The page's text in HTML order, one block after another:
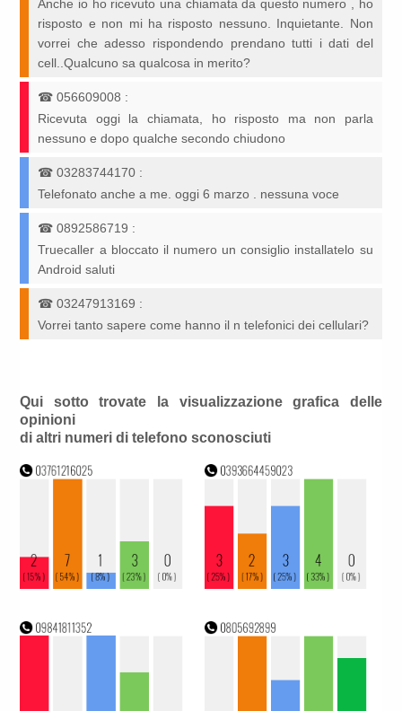
Anche io ho ricevuto una chiamata da questo numero , ho
risposto e non mi ha risposto nessuno. Inquietante. Non
vorrei che adesso rispondendo prendano tutti i dati del
cell..Qualcuno sa qualcosa in merito?
☎056609008 :
Ricevuta oggi la chiamata, ho risposto ma non parla
nessuno e dopo qualche secondo chiudono
☎03283744170 :
Telefonato anche a me. oggi 6 marzo . nessuna voce
☎0892586719 :
Truecaller a bloccato il numero un consiglio installatelo su
Android saluti
☎03247913169 :
Vorrei tanto sapere come hanno il n telefonici dei cellulari?
Qui sotto trovate la visualizzazione grafica delle
opinioni
di altri numeri di telefono sconosciuti